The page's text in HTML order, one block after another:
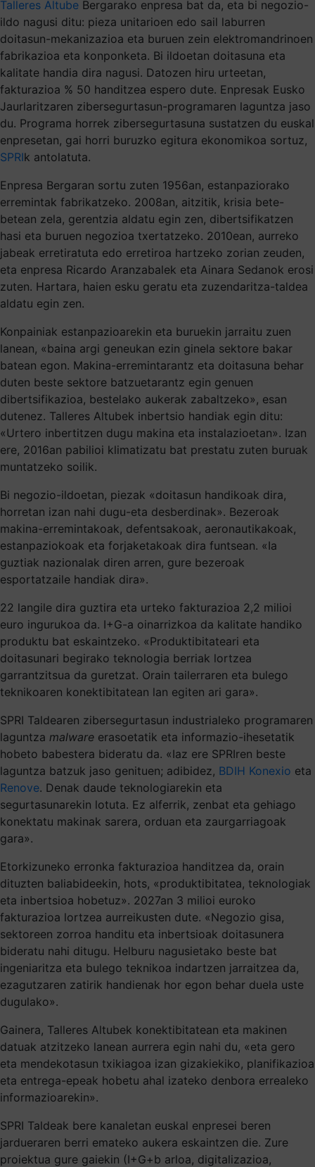
Talleres Altube Bergarako enpresa bat da, eta bi negozio-
ildo nagusi ditu: pieza unitarioen edo sail laburren
doitasun-mekanizazioa eta buruen zein elektromandrinoen
fabrikazioa eta konponketa. Bi ildoetan doitasuna eta
kalitate handia dira nagusi. Datozen hiru urteetan,
fakturazioa % 50 handitzea espero dute. Enpresak Eusko
Jaurlaritzaren zibersegurtasun-programaren laguntza jaso
du. Programa horrek zibersegurtasuna sustatzen du euskal
enpresetan, gai horri buruzko egitura ekonomikoa sortuz,
SPRIk antolatuta.
Enpresa Bergaran sortu zuten 1956an, estanpaziorako
erremintak fabrikatzeko. 2008an, aitzitik, krisia bete-
betean zela, gerentzia aldatu egin zen, dibertsifikatzen
hasi eta buruen negozioa txertatzeko. 2010ean, aurreko
jabeak erretiratuta edo erretiroa hartzeko zorian zeuden,
eta enpresa Ricardo Aranzabalek eta Ainara Sedanok erosi
zuten. Hartara, haien esku geratu eta zuzendaritza-taldea
aldatu egin zen.
Konpainiak estanpazioarekin eta buruekin jarraitu zuen
lanean, «baina argi geneukan ezin ginela sektore bakar
batean egon. Makina-erremintarantz eta doitasuna behar
duten beste sektore batzuetarantz egin genuen
dibertsifikazioa, bestelako aukerak zabaltzeko», esan
dutenez. Talleres Altubek inbertsio handiak egin ditu:
«Urtero inbertitzen dugu makina eta instalazioetan». Izan
ere, 2016an pabilioi klimatizatu bat prestatu zuten buruak
muntatzeko soilik.
Bi negozio-ildoetan, piezak «doitasun handikoak dira,
horretan izan nahi dugu-eta desberdinak». Bezeroak
makina-erremintakoak, defentsakoak, aeronautikakoak,
estanpaziokoak eta forjaketakoak dira funtsean. «Ia
guztiak nazionalak diren arren, gure bezeroak
esportatzaile handiak dira».
22 langile dira guztira eta urteko fakturazioa 2,2 milioi
euro ingurukoa da. I+G-a oinarrizkoa da kalitate handiko
produktu bat eskaintzeko. «Produktibitateari eta
doitasunari begirako teknologia berriak lortzea
garrantzitsua da guretzat. Orain tailerraren eta bulego
teknikoaren konektibitatean lan egiten ari gara».
SPRI Taldearen zibersegurtasun industrialeko programaren
laguntza malware erasoetatik eta informazio-ihesetatik
hobeto babestera bideratu da. «Iaz ere SPRIren beste
laguntza batzuk jaso genituen; adibidez, BDIH Konexio eta
Renove. Denak daude teknologiarekin eta
segurtasunarekin lotuta. Ez alferrik, zenbat eta gehiago
konektatu makinak sarera, orduan eta zaurgarriagoak
gara».
Etorkizuneko erronka fakturazioa handitzea da, orain
dituzten baliabideekin, hots, «produktibitatea, teknologiak
eta inbertsioa hobetuz». 2027an 3 milioi euroko
fakturazioa lortzea aurreikusten dute. «Negozio gisa,
sektoreen zorroa handitu eta inbertsioak doitasunera
bideratu nahi ditugu. Helburu nagusietako beste bat
ingeniaritza eta bulego teknikoa indartzen jarraitzea da,
ezagutzaren zatirik handienak hor egon behar duela uste
dugulako».
Gainera, Talleres Altubek konektibitatean eta makinen
datuak atzitzeko lanean aurrera egin nahi du, «eta gero
eta mendekotasun txikiagoa izan gizakiekiko, planifikazioa
eta entrega-epeak hobetu ahal izateko denbora errealeko
informazioarekin».
SPRI Taldeak bere kanaletan euskal enpresei beren
jardueraren berri emateko aukera eskaintzen die. Zure
proiektua gure gaiekin (I+G+b arloa, digitalizazioa,